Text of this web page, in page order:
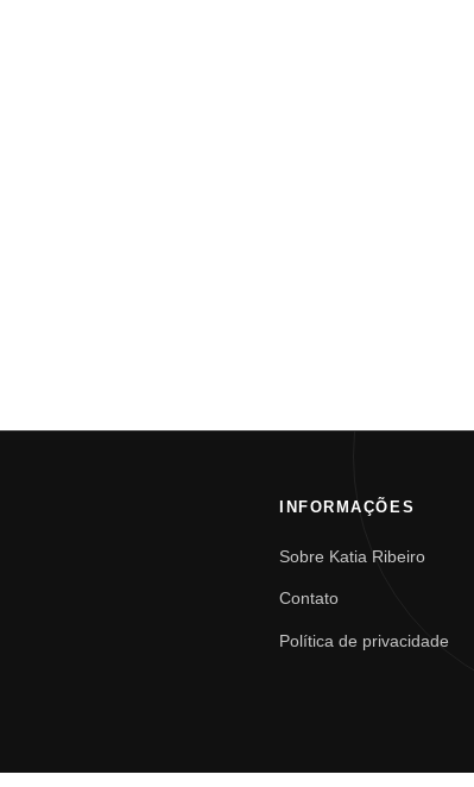
INFORMAÇÕES
Sobre Katia Ribeiro
Contato
Política de privacidade